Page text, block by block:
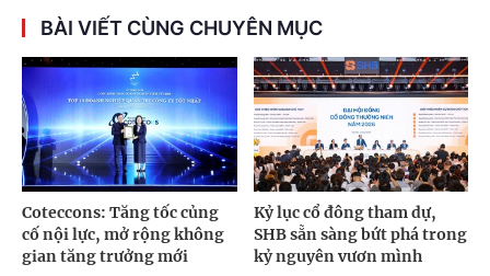
BÀI VIẾT CÙNG CHUYÊN MỤC
Coteccons: Tăng tốc củng
cố nội lực, mở rộng không
gian tăng trưởng mới
Kỷ lục cổ đông tham dự,
SHB sẵn sàng bứt phá trong
kỷ nguyên vươn mình